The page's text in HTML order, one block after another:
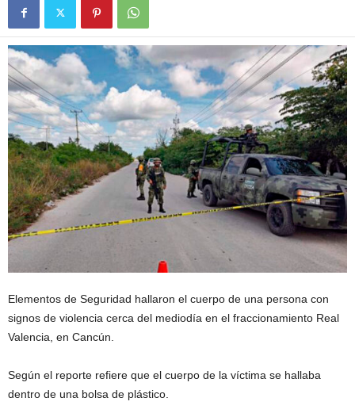
Elementos de Seguridad hallaron el cuerpo de una persona con
signos de violencia cerca del mediodía en el fraccionamiento Real
Valencia, en Cancún.
Según el reporte refiere que el cuerpo de la víctima se hallaba
dentro de una bolsa de plástico.